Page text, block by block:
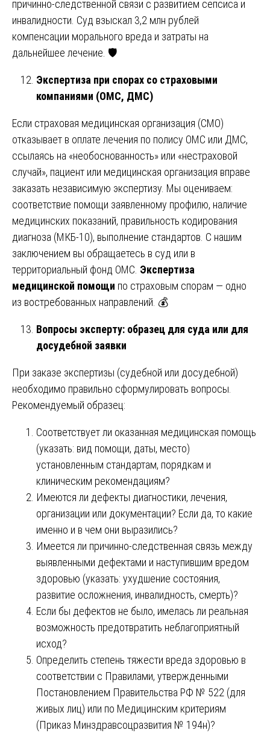
причинно-следственной связи с развитием сепсиса и
инвалидности. Суд взыскал 3,2 млн рублей
компенсации морального вреда и затраты на
дальнейшее лечение. 🛡️
Экспертиза при спорах со страховыми
компаниями (ОМС, ДМС)
Если страховая медицинская организация (СМО)
отказывает в оплате лечения по полису ОМС или ДМС,
ссылаясь на «необоснованность» или «нестраховой
случай», пациент или медицинская организация вправе
заказать независимую экспертизу. Мы оцениваем:
соответствие помощи заявленному профилю, наличие
медицинских показаний, правильность кодирования
диагноза (МКБ-10), выполнение стандартов. С нашим
заключением вы обращаетесь в суд или в
территориальный фонд ОМС. Экспертиза
медицинской помощи по страховым спорам — одно
из востребованных направлений. 💰
Вопросы эксперту: образец для суда или для
досудебной заявки
При заказе экспертизы (судебной или досудебной)
необходимо правильно сформулировать вопросы.
Рекомендуемый образец:
Соответствует ли оказанная медицинская помощь
(указать: вид помощи, даты, место)
установленным стандартам, порядкам и
клиническим рекомендациям?
Имеются ли дефекты диагностики, лечения,
организации или документации? Если да, то какие
именно и в чем они выразились?
Имеется ли причинно-следственная связь между
выявленными дефектами и наступившим вредом
здоровью (указать: ухудшение состояния,
развитие осложнения, инвалидность, смерть)?
Если бы дефектов не было, имелась ли реальная
возможность предотвратить неблагоприятный
исход?
Определить степень тяжести вреда здоровью в
соответствии с Правилами, утвержденными
Постановлением Правительства РФ № 522 (для
живых лиц) или по Медицинским критериям
(Приказ Минздравсоцразвития № 194н)?